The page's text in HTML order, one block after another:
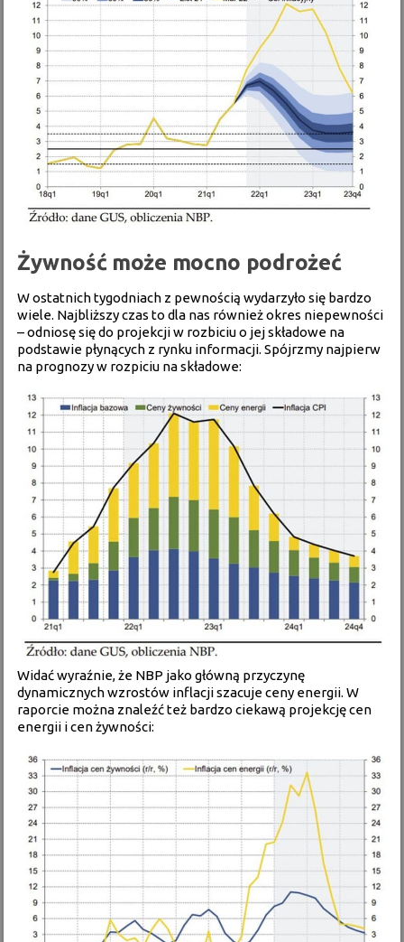
Żywność może mocno podrożeć
W ostatnich tygodniach z pewnością wydarzyło się bardzo
wiele. Najbliższy czas to dla nas również okres niepewności
– odniosę się do projekcji w rozbiciu o jej składowe na
podstawie płynących z rynku informacji. Spójrzmy najpierw
na prognozy w rozpiciu na składowe:
Widać wyraźnie, że NBP jako główną przyczynę
dynamicznych wzrostów inflacji szacuje ceny energii. W
raporcie można znaleźć też bardzo ciekawą projekcję cen
energii i cen żywności: